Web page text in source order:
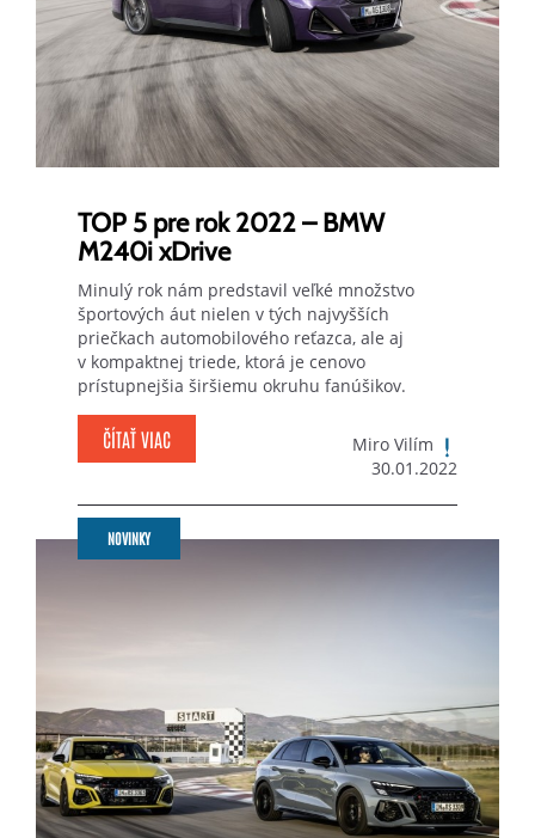
TOP 5 pre rok 2022 – BMW
M240i xDrive
Minulý rok nám predstavil veľké množstvo
športových áut nielen v tých najvyšších
priečkach automobilového reťazca, ale aj
v kompaktnej triede, ktorá je cenovo
prístupnejšia širšiemu okruhu fanúšikov.
ČÍTAŤ VIAC
Miro Vilím
30.01.2022
NOVINKY